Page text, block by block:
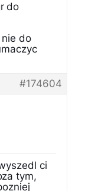
do
do
#174604
ci
tym,